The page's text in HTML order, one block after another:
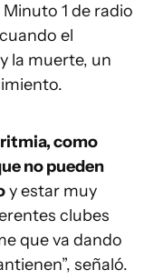
1 de radio
el
la muerte, un
como
no pueden
y estar muy
clubes
que va dando
señaló.